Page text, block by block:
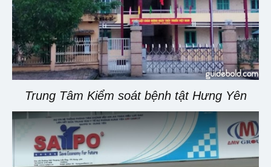
Trung Tâm Kiểm soát bệnh tật Hưng Yên